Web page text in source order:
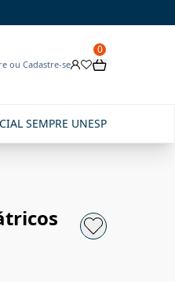
ou Cadastre-se
0
SEMPRE UNESP